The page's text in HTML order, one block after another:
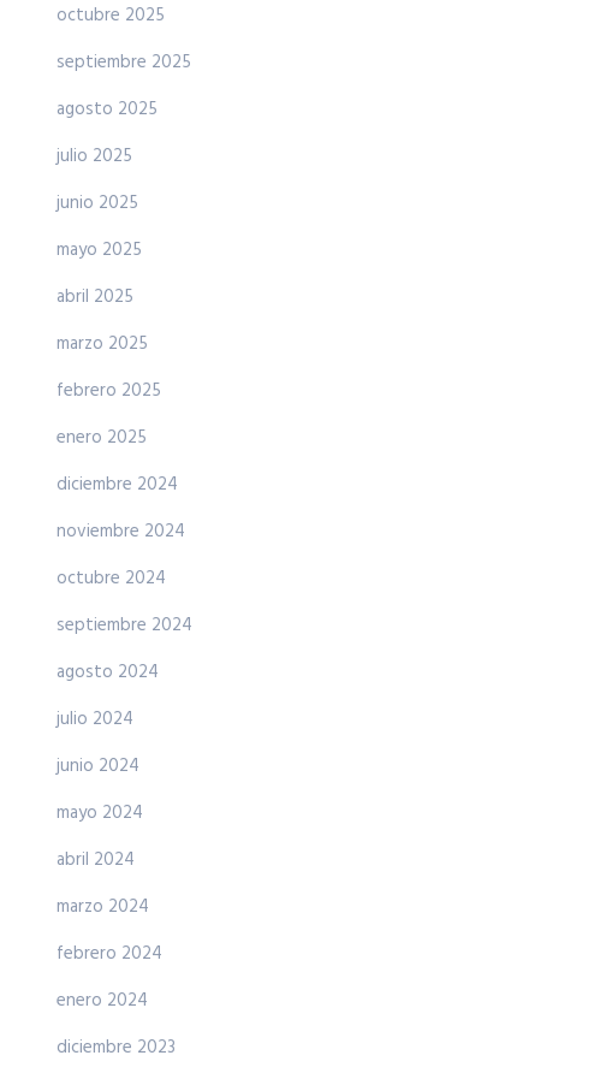
octubre 2025
septiembre 2025
agosto 2025
julio 2025
junio 2025
mayo 2025
abril 2025
marzo 2025
febrero 2025
enero 2025
diciembre 2024
noviembre 2024
octubre 2024
septiembre 2024
agosto 2024
julio 2024
junio 2024
mayo 2024
abril 2024
marzo 2024
febrero 2024
enero 2024
diciembre 2023